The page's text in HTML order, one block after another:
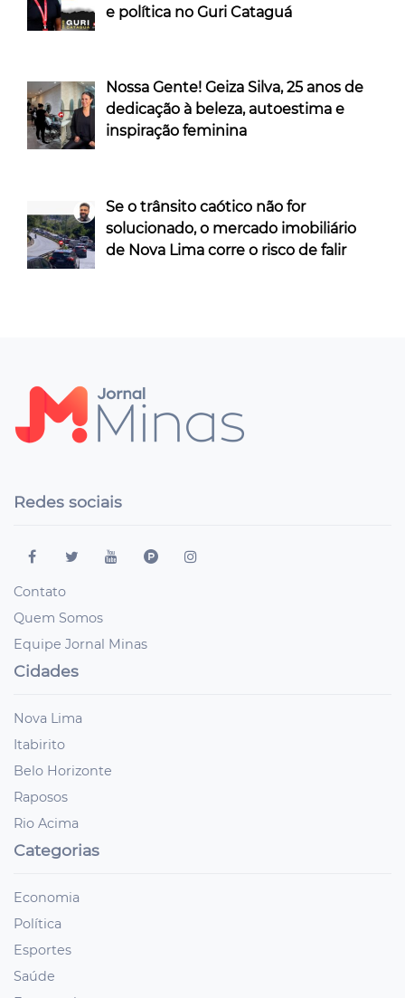
e política no Guri Cataguá
Nossa Gente! Geiza Silva, 25 anos de
dedicação à beleza, autoestima e
inspiração feminina
Se o trânsito caótico não for
solucionado, o mercado imobiliário
de Nova Lima corre o risco de falir
Redes sociais
Contato
Quem Somos
Equipe Jornal Minas
Cidades
Nova Lima
Itabirito
Belo Horizonte
Raposos
Rio Acima
Categorias
Economia
Política
Esportes
Saúde